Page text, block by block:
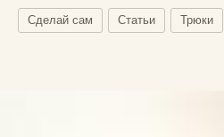
Сделай сам Статьи Трюки